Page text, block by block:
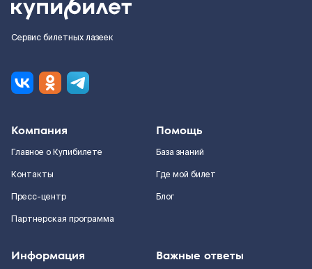
Сервис билетных лазеек
Компания
Главное о Купибилете
Контакты
Пресс-центр
Партнерская программа
Помощь
База знаний
Где мой билет
Блог
Информация Важные ответы